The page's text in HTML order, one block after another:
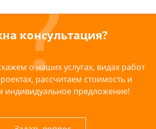
консультация?
о наших услугах, видах работ
рассчитаем стоимость и
индивидуальное предложение!